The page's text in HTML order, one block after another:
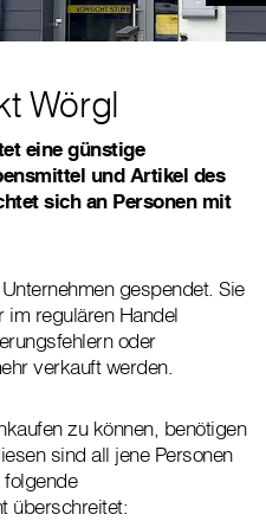
Wörgl
eine günstige
und Artikel des
sich an Personen mit
gespendet. Sie
im regulären Handel
oder
verkauft werden.
zu können, benötigen
sind all jene Personen
überschreitet: